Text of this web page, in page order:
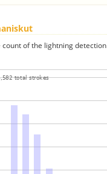
of the lightning